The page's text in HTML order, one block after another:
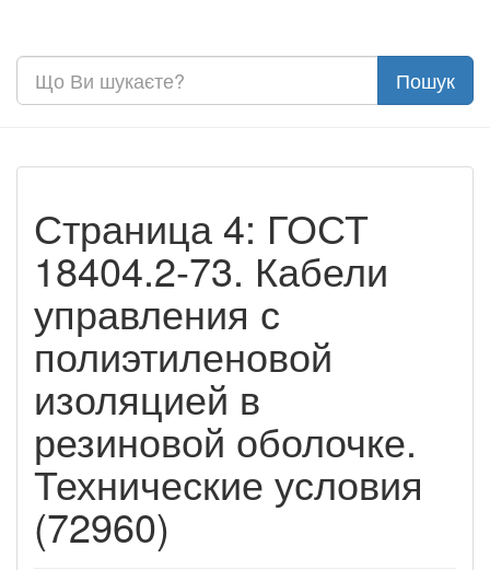
Страница 4: ГОСТ
18404.2-73. Кабели
управления с
полиэтиленовой
изоляцией в
резиновой оболочке.
Технические условия
(72960)